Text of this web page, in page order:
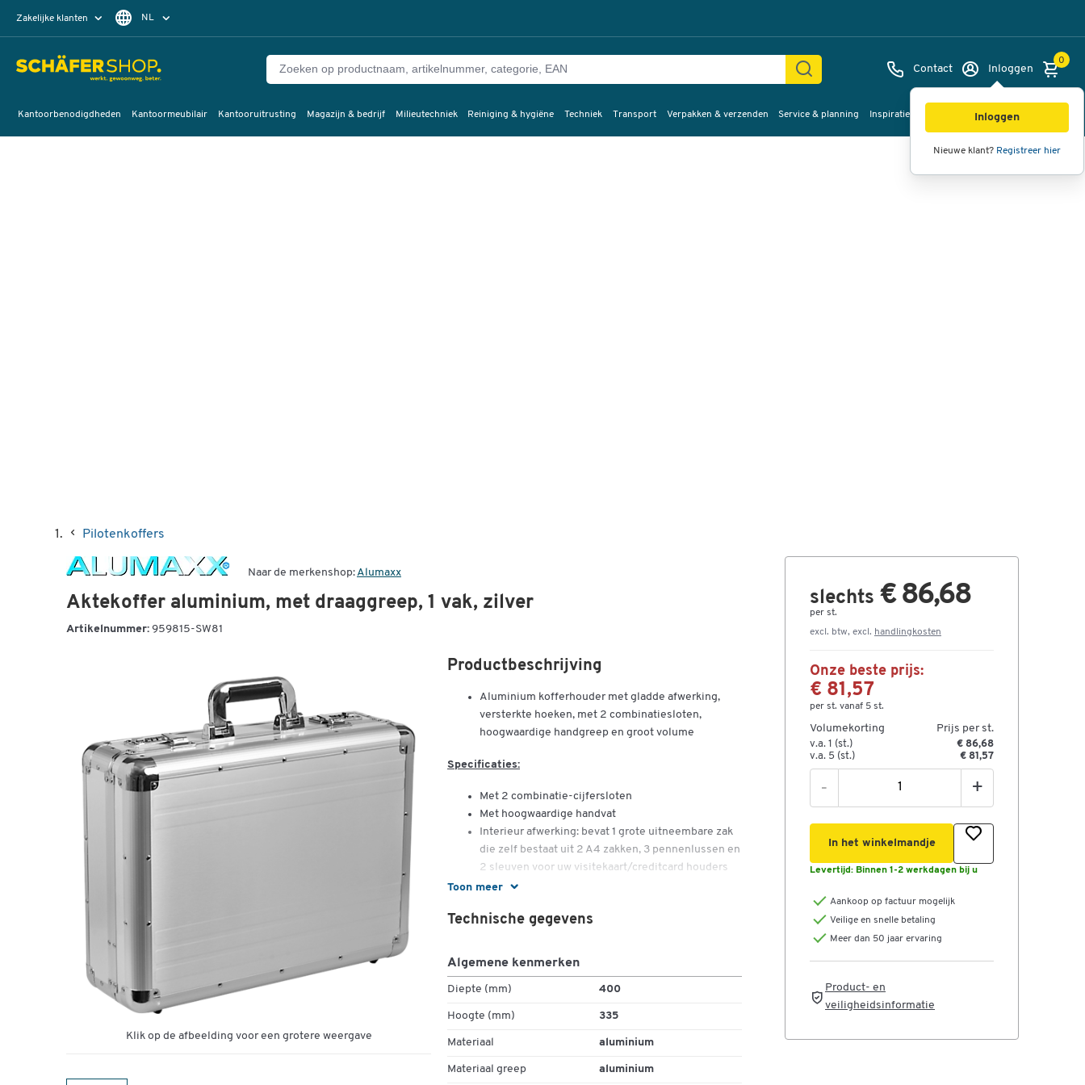
Zakelijke klanten NL
Contact Inloggen
Inloggen
Nieuwe klant? Registreer hier
0
Kantoorbenodigdheden Kantoormeubilair Kantooruitrusting Magazijn & bedrijf Milieutechniek Reiniging & hygiëne Techniek Transport Verpakken & verzenden Service & planning Inspiratie
Pilotenkoffers
Naar de merkenshop:Alumaxx
Aktekoffer aluminium, met draaggreep, 1 vak, zilver
Artikelnummer: 959815-SW81
Klik op de afbeelding voor een grotere weergave
Toon meer
Productbeschrijving
Aluminium kofferhouder met gladde afwerking,
versterkte hoeken, met 2 combinatiesloten,
hoogwaardige handgreep en groot volume
Specificaties:
Met 2 combinatie-cijfersloten
Met hoogwaardige handvat
Interieur afwerking: bevat 1 grote uitneembare zak
die zelf bestaat uit 2 A4 zakken, 3 pennenlussen en
2 sleuven voor uw visitekaart/creditcard houders
Materiaal: aluminium
Gewicht: 2,4 kg
Buiten afmetingen: b 460 x d 160 x h 340 mm
Geleverd zonder accessoires
Technische gegevens
Algemene kenmerken
Diepte (mm) 400
Hoogte (mm) 335
Materiaal aluminium
Materiaal greep aluminium
slechts € 86,68
per st.
excl. btw, excl. handlingkosten
Onze beste prijs:
€ 81,57
per st. vanaf 5 st.
Volumekorting Prijs per st.
v.a. 1 (st.)
€ 86,68
v.a. 5 (st.)
€ 81,57
- +
In het winkelmandje
Levertijd: Binnen 1-2 werkdagen bij u
Aankoop op factuur mogelijk
Veilige en snelle betaling
Meer dan 50 jaar ervaring
Product- en
veiligheidsinformatie
Afbeeldingen Video's
360°
weergave